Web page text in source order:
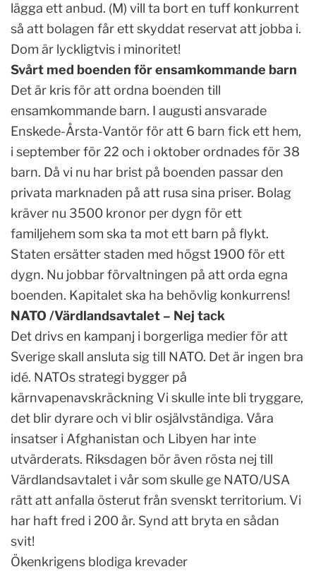
lägga ett anbud. (M) vill ta bort en tuff konkurrent
så att bolagen får ett skyddat reservat att jobba i.
Dom är lyckligtvis i minoritet!
Svårt med boenden för ensamkommande barn
Det är kris för att ordna boenden till
ensamkommande barn. I augusti ansvarade
Enskede-Årsta-Vantör för att 6 barn fick ett hem,
i september för 22 och i oktober ordnades för 38
barn. Då vi nu har brist på boenden passar den
privata marknaden på att rusa sina priser. Bolag
kräver nu 3500 kronor per dygn för ett
familjehem som ska ta mot ett barn på flykt.
Staten ersätter staden med högst 1900 för ett
dygn. Nu jobbar förvaltningen på att orda egna
boenden. Kapitalet ska ha behövlig konkurrens!
NATO /Värdlandsavtalet – Nej tack
Det drivs en kampanj i borgerliga medier för att
Sverige skall ansluta sig till NATO. Det är ingen bra
idé. NATOs strategi bygger på
kärnvapenavskräckning Vi skulle inte bli tryggare,
det blir dyrare och vi blir osjälvständiga. Våra
insatser i Afghanistan och Libyen har inte
utvärderats. Riksdagen bör även rösta nej till
Värdlandsavtalet i vår som skulle ge NATO/USA
rätt att anfalla österut från svenskt territorium. Vi
har haft fred i 200 år. Synd att bryta en sådan
svit!
Ökenkrigens blodiga krevader